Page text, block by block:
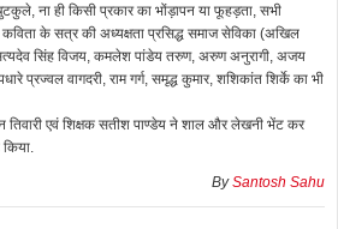
ना ही किसी प्रकार का भोंड़ापन या फूहड़ता, सभी
के सत्र की अध्यक्षता प्रसिद्ध समाज सेविका (अखिल
सत्यदेव सिंह विजय, कमलेश पांडेय तरुण, अरुण अनुरागी, अजय
प्रज्वल वागदरी, राम गर्ग, समृद्ध कुमार, शशिकांत शिर्के का भी
तिवारी एवं शिक्षक सतीश पाण्डेय ने शाल और लेखनी भेंट कर
BySantosh Sahu